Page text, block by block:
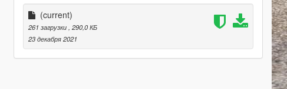
(current)
261 загрузки , 290,0 КБ
23 декабря 2021